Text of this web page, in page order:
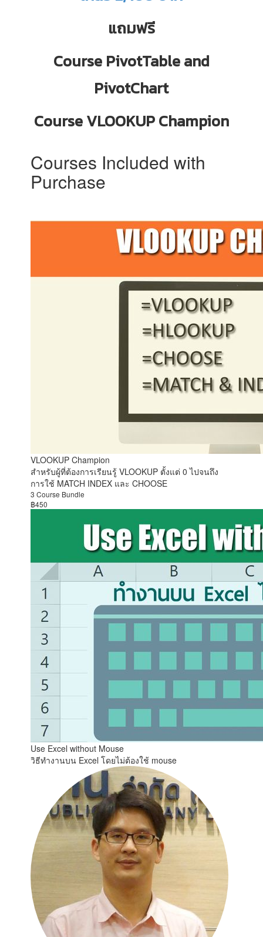
แถมฟรี
Course PivotTable and
PivotChart
Course VLOOKUP Champion
Courses Included with
Purchase
VLOOKUP Champion
สำหรับผู้ที่ต้องการเรียนรู้ VLOOKUP ตั้งแต่ 0 ไปจนถึง
การใช้ MATCH INDEX และ CHOOSE
3 Course Bundle
฿450
Use Excel without Mouse
วิธีทำงานบน Excel โดยไม่ต้องใช้ mouse